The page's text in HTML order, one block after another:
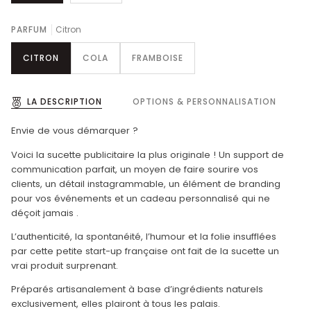
PARFUM Citron
CITRON COLA FRAMBOISE
LA DESCRIPTION OPTIONS & PERSONNALISATION
Envie de vous démarquer ?
Voici la sucette publicitaire la plus originale ! Un support de
communication parfait, un moyen de faire sourire vos
clients, un détail instagrammable, un élément de branding
pour vos événements et un cadeau personnalisé qui ne
déçoit jamais .
L’authenticité, la spontanéité, l’humour et la folie insufflées
par cette petite start-up française ont fait de la sucette un
vrai produit surprenant.
Préparés artisanalement à base d’ingrédients naturels
exclusivement, elles plairont à tous les palais.